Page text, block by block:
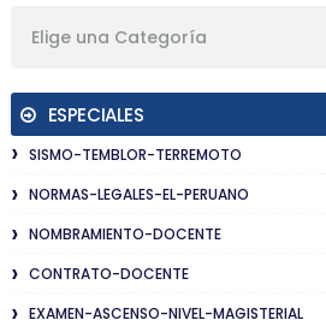
Elige una Categoría
ESPECIALES
SISMO-TEMBLOR-TERREMOTO
NORMAS-LEGALES-EL-PERUANO
NOMBRAMIENTO-DOCENTE
CONTRATO-DOCENTE
EXAMEN-ASCENSO-NIVEL-MAGISTERIAL